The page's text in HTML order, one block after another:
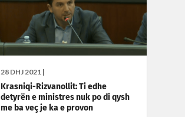
28 DHJ 2021 |
Krasniqi-Rizvanollit: Ti edhe
detyrën e ministres nuk po di qysh
me ba veç je ka e provon